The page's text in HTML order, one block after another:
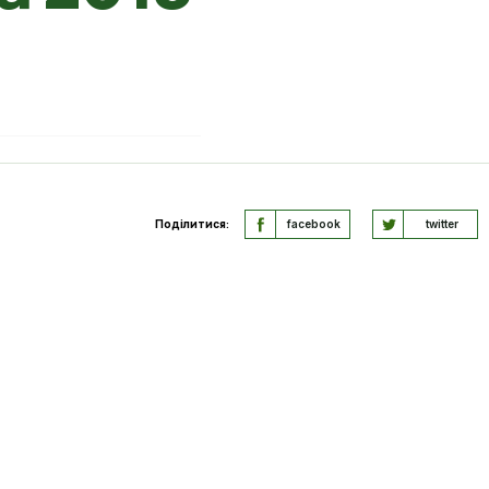
Поділитися: facebook twitter